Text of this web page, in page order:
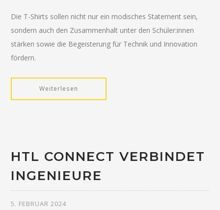
Die T-Shirts sollen nicht nur ein modisches Statement sein,
sondern auch den Zusammenhalt unter den Schüler:innen
stärken sowie die Begeisterung für Technik und Innovation
fördern.
Weiterlesen
HTL CONNECT VERBINDET
INGENIEURE
5. FEBRUAR 2024